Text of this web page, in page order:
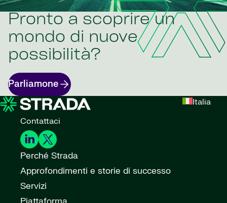
Pronto a scoprire un
mondo di nuove
possibilità?
Parliamone
Italia
Contattaci
Perché Strada
Approfondimenti e storie di successo
Servizi